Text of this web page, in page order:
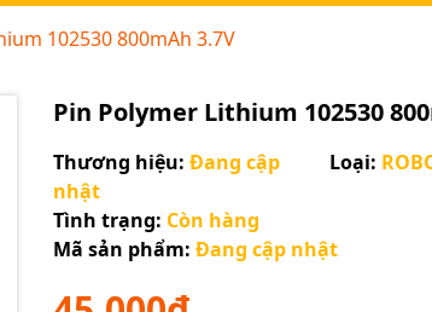
102530 800mAh 3.7V
Pin Polymer Lithium 102530
Thương hiệu: Đang cập
nhật
Loại:
Tình trạng: Còn hàng
Mã sản phẩm: Đang cập nhật